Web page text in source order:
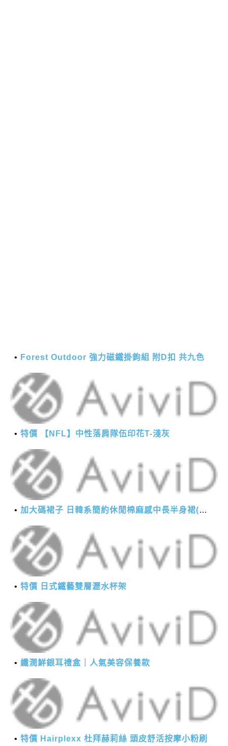
Forest Outdoor 強力磁鐵掛鉤組 附D扣 共九色
特價 【NFL】中性落肩隊伍印花T-淺灰
加大碼裙子 日韓系簡約休閒棉麻感中長半身裙(M-2XL)【XMS54038】＊艾美時尚(現+預)
特價 日式鐵藝雙層瀝水杯架
纖潤鮮銀耳禮盒｜人氣美容保養款
特價 Hairplexx 杜拜赫莉絲 頭皮舒活按摩小粉刷